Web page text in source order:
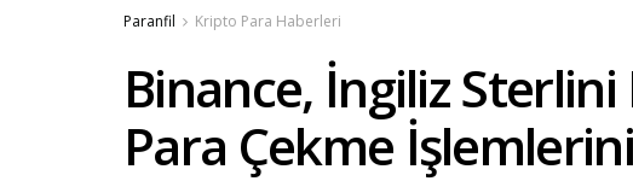
Paranfil Kripto Para Haberleri
Binance, İngiliz Sterlini
Para Çekme